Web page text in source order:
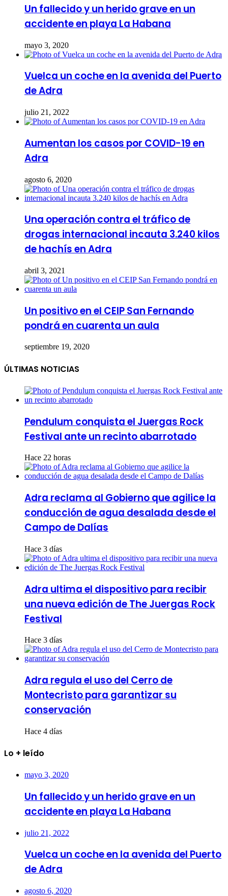
Un fallecido y un herido grave en un
accidente en playa La Habana
mayo 3, 2020
Vuelca un coche en la avenida del Puerto
de Adra
julio 21, 2022
Aumentan los casos por COVID-19 en
Adra
agosto 6, 2020
Una operación contra el tráfico de
drogas internacional incauta 3.240 kilos
de hachís en Adra
abril 3, 2021
Un positivo en el CEIP San Fernando
pondrá en cuarenta un aula
septiembre 19, 2020
ÚLTIMAS NOTICIAS
Pendulum conquista el Juergas Rock
Festival ante un recinto abarrotado
Hace 22 horas
Adra reclama al Gobierno que agilice la
conducción de agua desalada desde el
Campo de Dalías
Hace 3 días
Adra ultima el dispositivo para recibir
una nueva edición de The Juergas Rock
Festival
Hace 3 días
Adra regula el uso del Cerro de
Montecristo para garantizar su
conservación
Hace 4 días
Lo + leído
mayo 3, 2020
Un fallecido y un herido grave en un
accidente en playa La Habana
julio 21, 2022
Vuelca un coche en la avenida del Puerto
de Adra
agosto 6, 2020